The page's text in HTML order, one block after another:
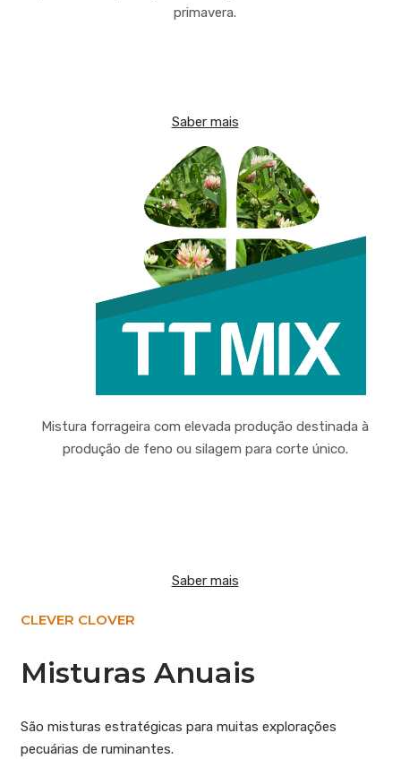
primavera.
Saber mais
Mistura forrageira com elevada produção destinada à
produção de feno ou silagem para corte único.
Saber mais
CLEVER CLOVER
Misturas Anuais
São misturas estratégicas para muitas explorações
pecuárias de ruminantes.